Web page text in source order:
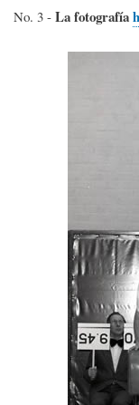
No. 3 - La fotografía